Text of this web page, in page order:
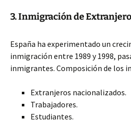
3. Inmigración de
España ha experimentado un
inmigración entre 1989 y 1998,
inmigrantes. Composición de los
Extranjeros nacionalizados.
Trabajadores.
Estudiantes.